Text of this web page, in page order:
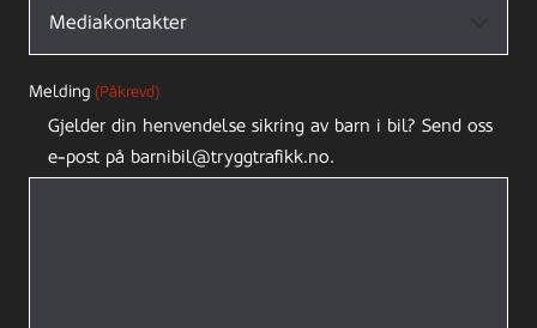
Melding (Påkrevd)
Gjelder din henvendelse sikring av barn i bil? Send oss
e-post på barnibil@tryggtrafikk.no.